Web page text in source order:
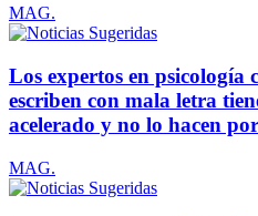
MAG.
Los expertos en psicología
escriben con mala letra
acelerado y no lo hacen
MAG.